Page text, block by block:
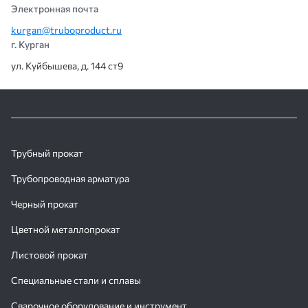
Электронная почта
kurgan@truboproduct.ru
г. Курган
ул. Куйбышева, д. 144 ст9
Трубный прокат
Трубопроводная арматура
Черный прокат
Цветной металлопрокат
Листовой прокат
Специальные стали и сплавы
Сварочное оборудование и инструмент